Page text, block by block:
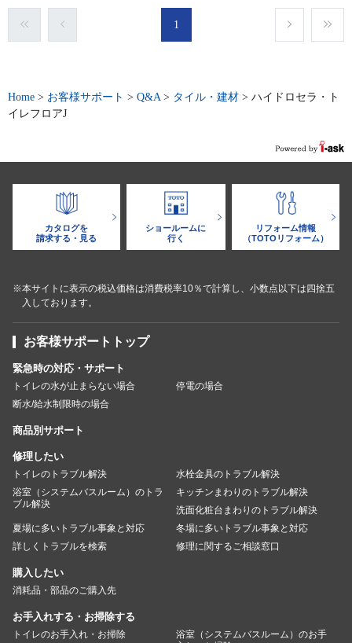
1
Home > お客様サポート > Q&A> タイル・建材 > ハイドロセラ・ト
イレフロアJ
カタログを
請求する・見る
ショールームに
行く
リフォーム情報
（TOTOリフォーム）
※本サイトに表示の税込価格は消費税率10％で計算し、小数点以下は四捨五
入しております。
お客様サポートトップ
緊急時の対応・サポート
トイレの水が止まらない場合
停電の場合
断水/給水制限時の場合
商品別サポート
修理したい
トイレのトラブル解決
水栓金具のトラブル解決
浴室（システムバスルーム）のトラ
ブル解決
キッチンまわりのトラブル解決
洗面化粧台まわりのトラブル解決
夏場に多いトラブル事象と対応
冬場に多いトラブル事象と対応
詳しくトラブルを検索
修理に関するご相談窓口
購入したい
消耗品・部品のご購入先
お手入れする・お掃除する
トイレのお手入れ・お掃除
浴室（システムバスルーム）のお手